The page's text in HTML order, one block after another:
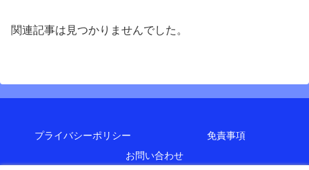
関連記事は見つかりませんでした。
プライバシーポリシー
免責事項
お問い合わせ